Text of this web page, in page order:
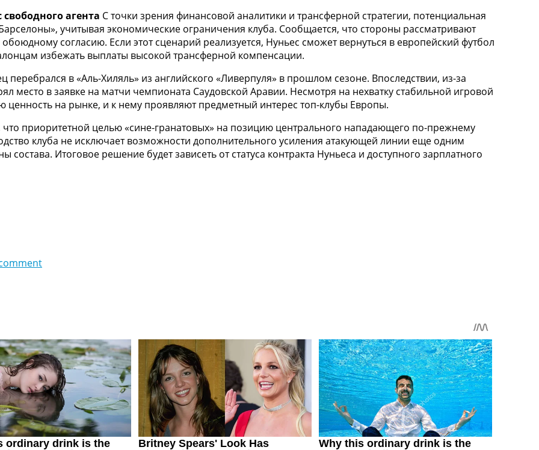
агента С точки зрения финансовой аналитики и трансферной стратегии, потенциальная
учитывая экономические ограничения клуба. Сообщается, что стороны рассматривают
согласию. Если этот сценарий реализуется, Нуньес сможет вернуться в европейский футбол
избежать выплаты высокой трансферной компенсации.
перебрался в «Аль-Хиляль» из английского «Ливерпуля» в прошлом сезоне. Впоследствии, из-за
место в заявке на матчи чемпионата Саудовской Аравии. Несмотря на нехватку стабильной игровой
ценность на рынке, и к нему проявляют предметный интерес топ-клубы Европы.
что приоритетной целью «сине-гранатовых» на позицию центрального нападающего по-прежнему
клуба не исключает возможности дополнительного усиления атакующей линии еще одним
Итоговое решение будет зависеть от статуса контракта Нуньеса и доступного зарплатного